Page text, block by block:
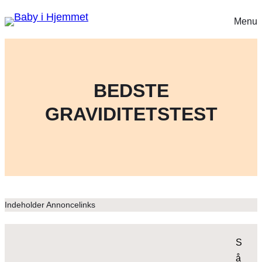
Menu
BEDSTE
GRAVIDITETSTEST
Indeholder Annoncelinks
S
å